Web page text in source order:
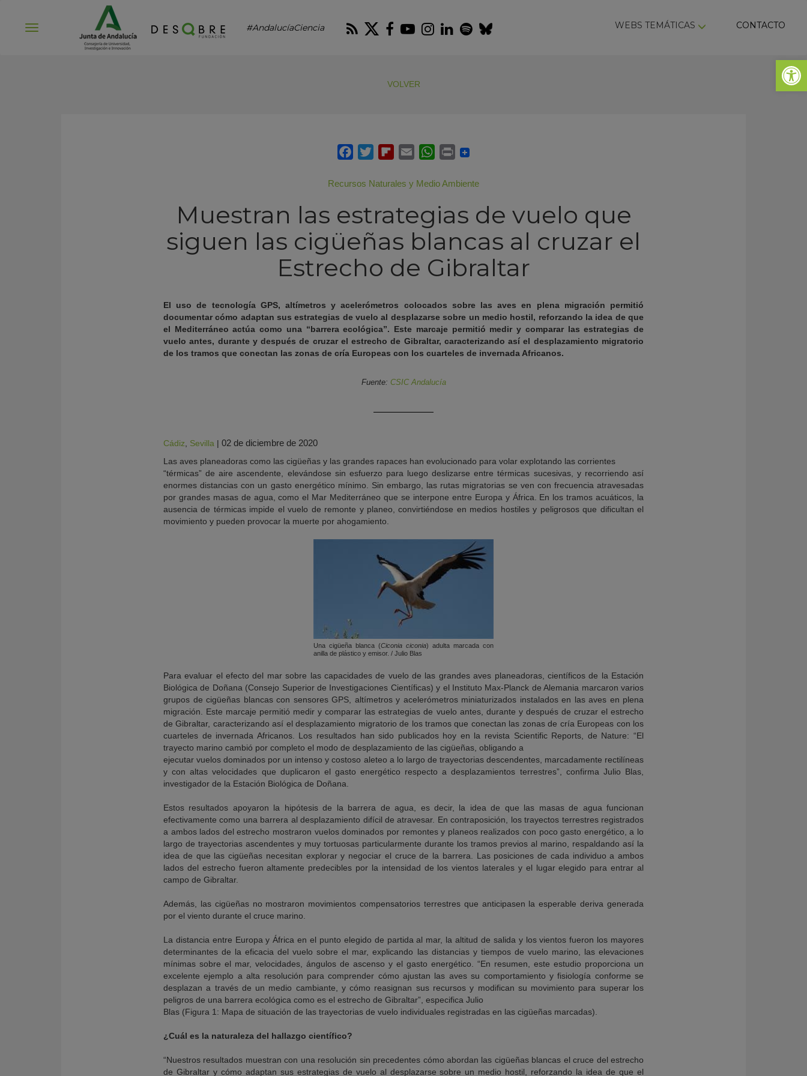
Abrir
#AndalucíaCiencia RSS Twitter
Facebook
Youtube
Instagram
LinkedIn
Spotify
Bluesky WEBS TEMÁTICAS CONTACTO
VOLVER
Recursos Naturales y Medio Ambiente
Muestran las estrategias de vuelo que
siguen las cigüeñas blancas al cruzar el
Estrecho de Gibraltar
El uso de tecnología GPS, altímetros y acelerómetros colocados sobre las aves en plena migración permitió
documentar cómo adaptan sus estrategias de vuelo al desplazarse sobre un medio hostil, reforzando la idea de que
el Mediterráneo actúa como una “barrera ecológica”. Este marcaje permitió medir y comparar las estrategias de
vuelo antes, durante y después de cruzar el estrecho de Gibraltar, caracterizando así el desplazamiento migratorio
de los tramos que conectan las zonas de cría Europeas con los cuarteles de invernada Africanos.
Fuente: CSIC Andalucía
Cádiz Sevilla | 02 de diciembre de 2020
Las aves planeadoras como las cigüeñas y las grandes rapaces han evolucionado para volar explotando las corrientes
“térmicas” de aire ascendente, elevándose sin esfuerzo para luego deslizarse entre térmicas sucesivas, y recorriendo así
enormes distancias con un gasto energético mínimo. Sin embargo, las rutas migratorias se ven con frecuencia atravesadas
por grandes masas de agua, como el Mar Mediterráneo que se interpone entre Europa y África. En los tramos acuáticos, la
ausencia de térmicas impide el vuelo de remonte y planeo, convirtiéndose en medios hostiles y peligrosos que dificultan el
movimiento y pueden provocar la muerte por ahogamiento.
Una cigüeña blanca (Ciconia ciconia) adulta marcada con
anilla de plástico y emisor. / Julio Blas
Para evaluar el efecto del mar sobre las capacidades de vuelo de las grandes aves planeadoras, científicos de la Estación
Biológica de Doñana (Consejo Superior de Investigaciones Científicas) y el Instituto Max-Planck de Alemania marcaron varios
grupos de cigüeñas blancas con sensores GPS, altímetros y acelerómetros miniaturizados instalados en las aves en plena
migración. Este marcaje permitió medir y comparar las estrategias de vuelo antes, durante y después de cruzar el estrecho
de Gibraltar, caracterizando así el desplazamiento migratorio de los tramos que conectan las zonas de cría Europeas con los
cuarteles de invernada Africanos. Los resultados han sido publicados hoy en la revista Scientific Reports, de Nature: “El
trayecto marino cambió por completo el modo de desplazamiento de las cigüeñas, obligando a
ejecutar vuelos dominados por un intenso y costoso aleteo a lo largo de trayectorias descendentes, marcadamente rectilíneas
y con altas velocidades que duplicaron el gasto energético respecto a desplazamientos terrestres”, confirma Julio Blas,
investigador de la Estación Biológica de Doñana.
Estos resultados apoyaron la hipótesis de la barrera de agua, es decir, la idea de que las masas de agua funcionan
efectivamente como una barrera al desplazamiento difícil de atravesar. En contraposición, los trayectos terrestres registrados
a ambos lados del estrecho mostraron vuelos dominados por remontes y planeos realizados con poco gasto energético, a lo
largo de trayectorias ascendentes y muy tortuosas particularmente durante los tramos previos al marino, respaldando así la
idea de que las cigüeñas necesitan explorar y negociar el cruce de la barrera. Las posiciones de cada individuo a ambos
lados del estrecho fueron altamente predecibles por la intensidad de los vientos laterales y el lugar elegido para entrar al
campo de Gibraltar.
Además, las cigüeñas no mostraron movimientos compensatorios terrestres que anticipasen la esperable deriva generada
por el viento durante el cruce marino.
La distancia entre Europa y África en el punto elegido de partida al mar, la altitud de salida y los vientos fueron los mayores
determinantes de la eficacia del vuelo sobre el mar, explicando las distancias y tiempos de vuelo marino, las elevaciones
mínimas sobre el mar, velocidades, ángulos de ascenso y el gasto energético. “En resumen, este estudio proporciona un
excelente ejemplo a alta resolución para comprender cómo ajustan las aves su comportamiento y fisiología conforme se
desplazan a través de un medio cambiante, y cómo reasignan sus recursos y modifican su movimiento para superar los
peligros de una barrera ecológica como es el estrecho de Gibraltar”, especifica Julio
Blas (Figura 1: Mapa de situación de las trayectorias de vuelo individuales registradas en las cigüeñas marcadas).
¿Cuál es la naturaleza del hallazgo científico?
“Nuestros resultados muestran con una resolución sin precedentes cómo abordan las cigüeñas blancas el cruce del estrecho
de Gibraltar y cómo adaptan sus estrategias de vuelo al desplazarse sobre un medio hostil, reforzando la idea de que el